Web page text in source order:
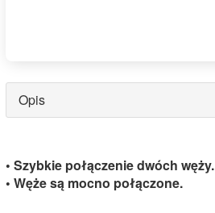
Opis
• Szybkie połączenie dwóch węży.
• Węże są mocno połączone.